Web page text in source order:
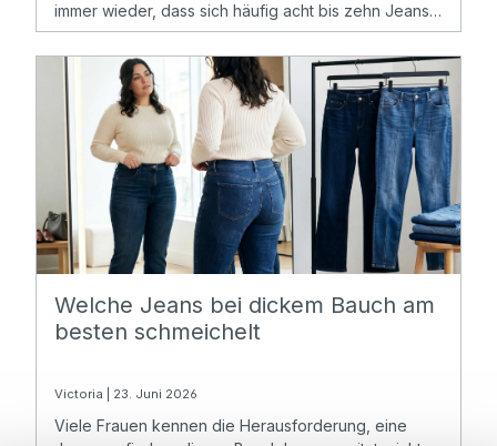
immer wieder, dass sich häufig acht bis zehn Jeans
Hosen im Kleiderschrank befinden
Welche Jeans bei dickem Bauch am
besten schmeichelt
Victoria | 23. Juni 2026
Viele Frauen kennen die Herausforderung, eine